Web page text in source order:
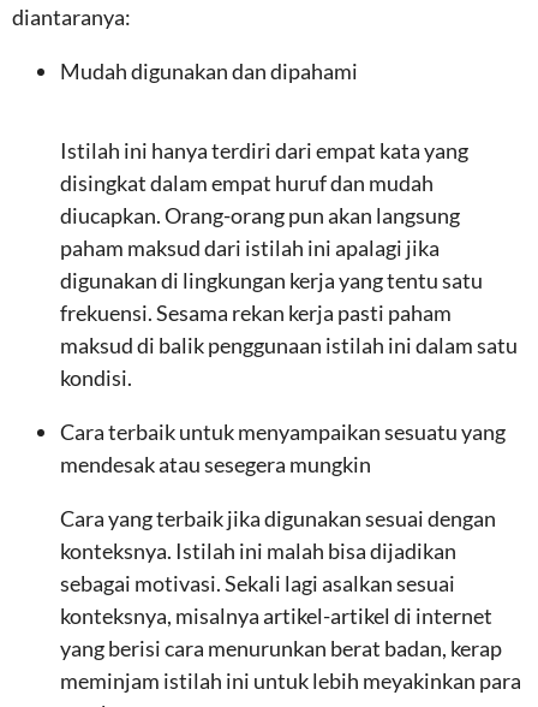
diantaranya:
Mudah digunakan dan dipahami
Istilah ini hanya terdiri dari empat kata yang
disingkat dalam empat huruf dan mudah
diucapkan. Orang-orang pun akan langsung
paham maksud dari istilah ini apalagi jika
digunakan di lingkungan kerja yang tentu satu
frekuensi. Sesama rekan kerja pasti paham
maksud di balik penggunaan istilah ini dalam satu
kondisi.
Cara terbaik untuk menyampaikan sesuatu yang
mendesak atau sesegera mungkin
Cara yang terbaik jika digunakan sesuai dengan
konteksnya. Istilah ini malah bisa dijadikan
sebagai motivasi. Sekali lagi asalkan sesuai
konteksnya, misalnya artikel-artikel di internet
yang berisi cara menurunkan berat badan, kerap
meminjam istilah ini untuk lebih meyakinkan para